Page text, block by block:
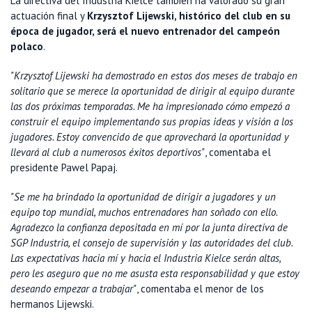
actuación final y Krzysztof Lijewski, histórico del club en su
época de jugador, será el nuevo entrenador del campeón
polaco.
"Krzysztof Lijewski ha demostrado en estos dos meses de trabajo en
solitario que se merece la oportunidad de dirigir al equipo durante
las dos próximas temporadas. Me ha impresionado cómo empezó a
construir el equipo implementando sus propias ideas y visión a los
jugadores. Estoy convencido de que aprovechará la oportunidad y
llevará al club a numerosos éxitos deportivos", comentaba el
presidente Pawel Papaj.
"Se me ha brindado la oportunidad de dirigir a jugadores y un
equipo top mundial, muchos entrenadores han soñado con ello.
Agradezco la confianza depositada en mí por la junta directiva de
SGP Industria, el consejo de supervisión y las autoridades del club.
Las expectativas hacia mí y hacia el Industria Kielce serán altas,
pero les aseguro que no me asusta esta responsabilidad y que estoy
deseando empezar a trabajar", comentaba el menor de los
hermanos Lijewski.